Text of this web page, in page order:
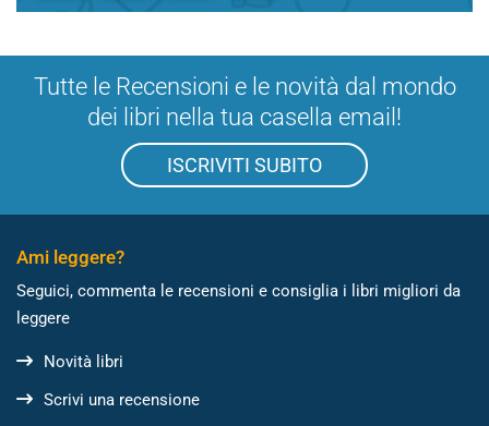
Tutte le Recensioni e le novità dal mondo
dei libri nella tua casella email!
ISCRIVITI SUBITO
Ami leggere?
Seguici, commenta le recensioni e consiglia i libri migliori da
leggere
Novità libri
Scrivi una recensione